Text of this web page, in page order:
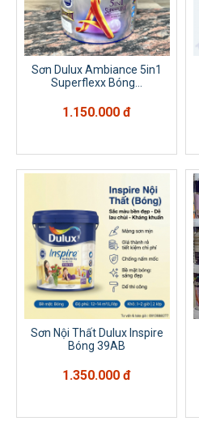
Sơn Dulux Ambiance 5in1
Superflexx Bóng...
1.150.000 đ
Sơn Nội Thất Dulux Inspire
Bóng 39AB
1.350.000 đ